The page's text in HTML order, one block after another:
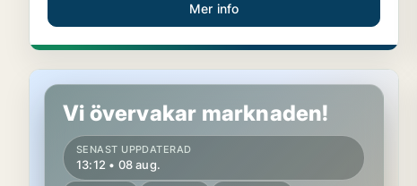
Mer info
Lägenhet i Håbo
Vi övervakar marknaden!
SENAST UPPDATERAD
13:12 • 08 aug.